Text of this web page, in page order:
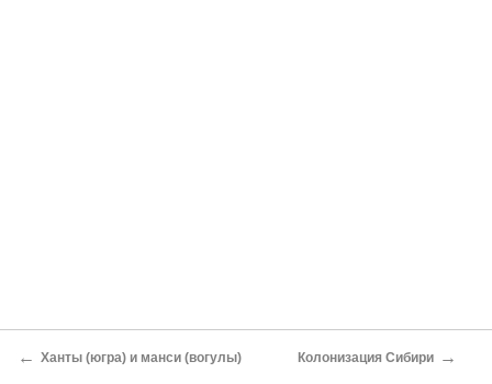
← Ханты (югра) и манси (вогулы) Колонизация Сибири →